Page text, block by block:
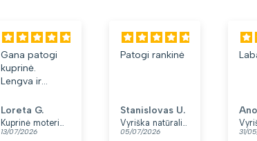
Gana patogi
kuprinė.
Lengva ir
Patinka, kad
yra du skyriai.
👍
Loreta G.
Kuprinė moterims Peterson, tamsiai mėlyna K12
13/07/2026
Patogi rankinė
Stanislovas U.
Vyriška natūralios odos rankinė per petį „Rovicky“, juoda
05/07/2026 31/